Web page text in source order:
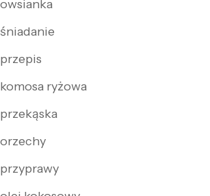
owsianka
śniadanie
przepis
komosa ryżowa
przekąska
orzechy
przyprawy